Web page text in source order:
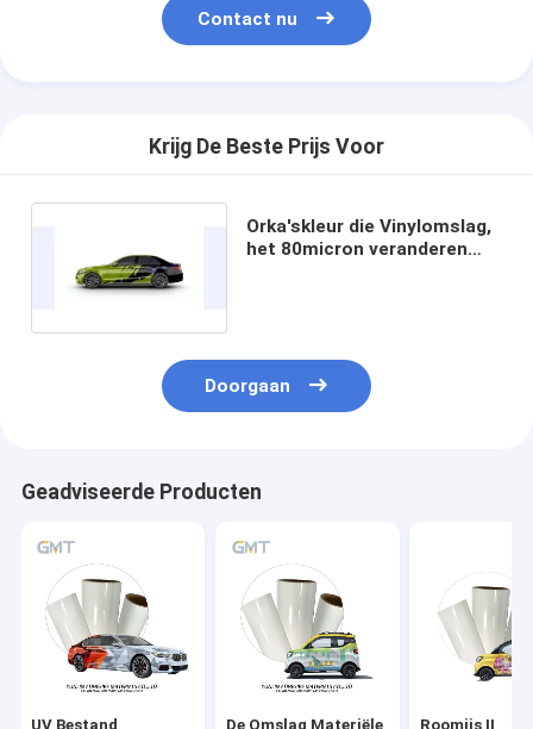
Contact nu
Krijg De Beste Prijs Voor
Orka'skleur die Vinylomslag,
het 80micron veranderen
Doorgaan
Geadviseerde Producten
UV Bestand De Omslag Materiële Roomijs II